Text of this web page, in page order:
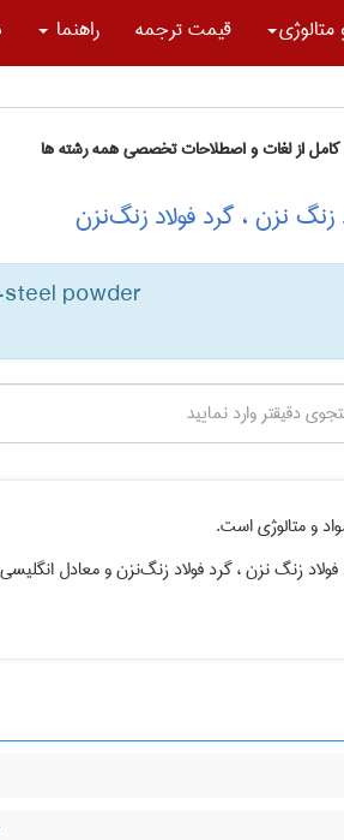
قیمت ترجمه راهنما
از لغات و اصطلاحات تخصصی همه رشته ها
نزن ، گرد فولاد زنگ‌نزن
powder
و متالوژیاست.
زنگ نزن ، گرد فولاد زنگ‌نزنو معادل